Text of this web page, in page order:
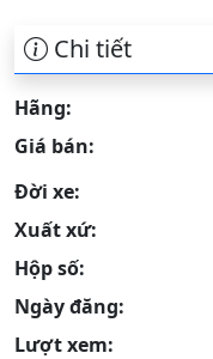
Chi tiết
Hãng:
Giá bán:
Đời xe:
Xuất xứ:
Hộp số:
Ngày đăng:
Lượt xem: